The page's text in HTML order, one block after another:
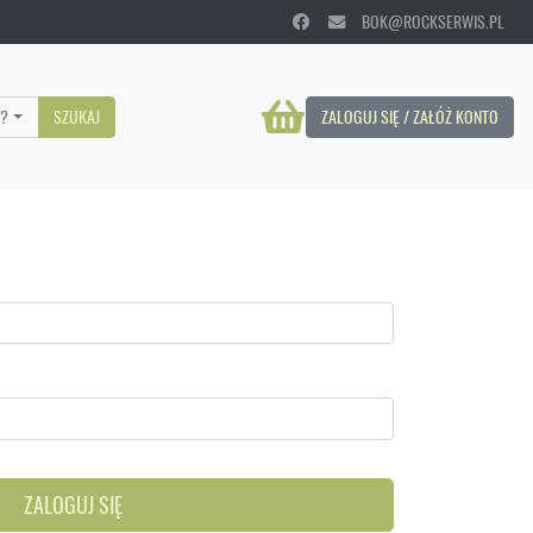
BOK@ROCKSERWIS.PL
ZALOGUJ SIĘ / ZAŁÓŻ KONTO
SZUKAJ
ZALOGUJ SIĘ